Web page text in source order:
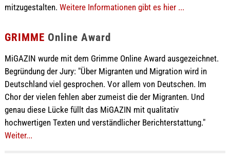
mitzugestalten. Weitere Informationen gibt es hier ...
GRIMME Online Award
MiGAZIN wurde mit dem Grimme Online Award ausgezeichnet.
Begründung der Jury: "Über Migranten und Migration wird in
Deutschland viel gesprochen. Vor allem von Deutschen. Im
Chor der vielen fehlen aber zumeist die der Migranten. Und
genau diese Lücke füllt das MiGAZIN mit qualitativ
hochwertigen Texten und verständlicher Berichterstattung."
Weiter...